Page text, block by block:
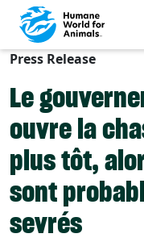
Skip to main content
Press Release
Le
ouvre la
plus tôt,
sont
sevrés